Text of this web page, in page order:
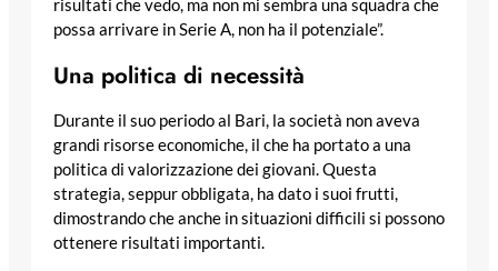
risultati che vedo, ma non mi sembra una squadra che
possa arrivare in Serie A, non ha il potenziale”.
Una politica di necessità
Durante il suo periodo al Bari, la società non aveva
grandi risorse economiche, il che ha portato a una
politica di valorizzazione dei giovani. Questa
strategia, seppur obbligata, ha dato i suoi frutti,
dimostrando che anche in situazioni difficili si possono
ottenere risultati importanti.